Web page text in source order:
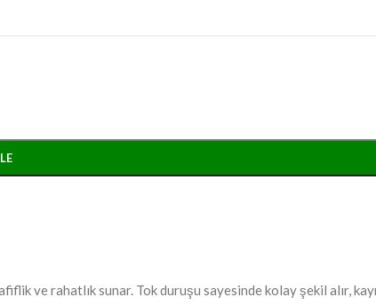
ve rahatlık sunar. Tok duruşu sayesinde kolay şekil alır,